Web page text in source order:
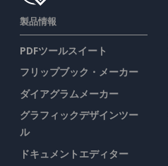
製品情報
PDFツールスイート
フリップブック・メーカー
ダイアグラムメーカー
グラフィックデザインツー
ル
ドキュメントエディター